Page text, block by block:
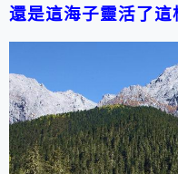
還是這海子靈活了這